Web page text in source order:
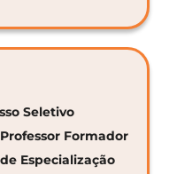
Seletivo
Formador
Especialização